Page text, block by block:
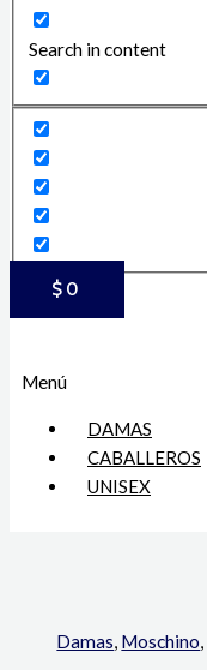
Search in content
$ 0
Menú
DAMAS
CABALLEROS
UNISEX
Damas, Moschino,